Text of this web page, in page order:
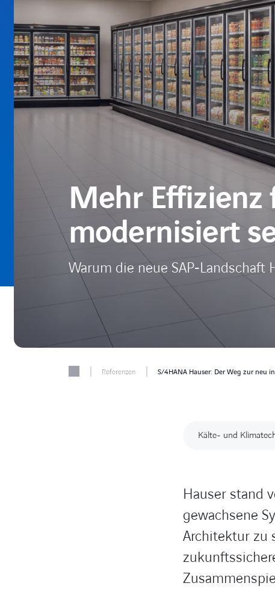
Mehr Effizienz
modernisiert
Warum die neue
Referenzen S/4HANA Hauser: Der Weg zur neu
Kälte- und
Hauser stand
gewachsene
Architektur zu